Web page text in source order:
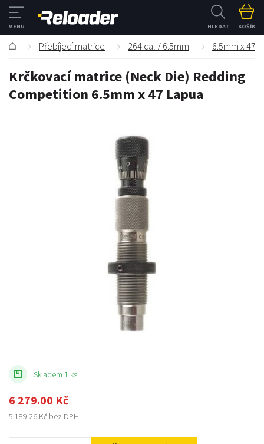
HLEDAT KOŠÍK
Přebíjecí matrice 264 cal / 6.5mm 6.5mm x 47
Krčkovací matrice (Neck Die) Redding
Competition 6.5mm x 47 Lapua
Skladem 1 ks
6 279.00 Kč
5 189.26 Kč bez DPH